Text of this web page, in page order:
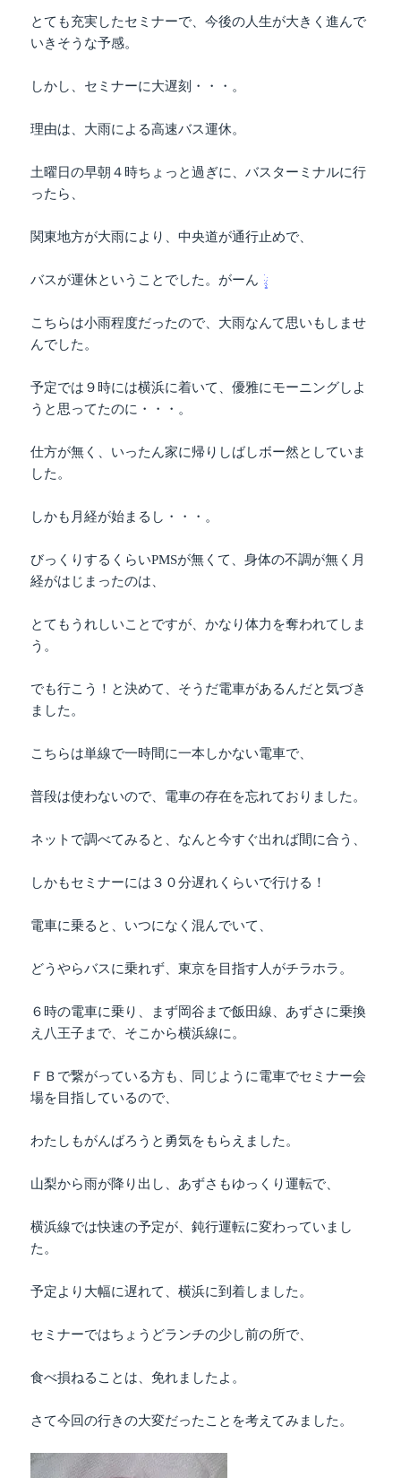
とても充実したセミナーで、今後の人生が大きく進んで
いきそうな予感。
しかし、セミナーに大遅刻・・・。
理由は、大雨による高速バス運休。
土曜日の早朝４時ちょっと過ぎに、バスターミナルに行
ったら、
関東地方が大雨により、中央道が通行止めで、
バスが運休ということでした。がーん
こちらは小雨程度だったので、大雨なんて思いもしませ
んでした。
予定では９時には横浜に着いて、優雅にモーニングしよ
うと思ってたのに・・・。
仕方が無く、いったん家に帰りしばしボー然としていま
した。
しかも月経が始まるし・・・。
びっくりするくらいPMSが無くて、身体の不調が無く月
経がはじまったのは、
とてもうれしいことですが、かなり体力を奪われてしま
う。
でも行こう！と決めて、そうだ電車があるんだと気づき
ました。
こちらは単線で一時間に一本しかない電車で、
普段は使わないので、電車の存在を忘れておりました。
ネットで調べてみると、なんと今すぐ出れば間に合う、
しかもセミナーには３０分遅れくらいで行ける！
電車に乗ると、いつになく混んでいて、
どうやらバスに乗れず、東京を目指す人がチラホラ。
６時の電車に乗り、まず岡谷まで飯田線、あずさに乗換
え八王子まで、そこから横浜線に。
ＦＢで繋がっている方も、同じように電車でセミナー会
場を目指しているので、
わたしもがんばろうと勇気をもらえました。
山梨から雨が降り出し、あずさもゆっくり運転で、
横浜線では快速の予定が、鈍行運転に変わっていまし
た。
予定より大幅に遅れて、横浜に到着しました。
セミナーではちょうどランチの少し前の所で、
食べ損ねることは、免れましたよ。
さて今回の行きの大変だったことを考えてみました。